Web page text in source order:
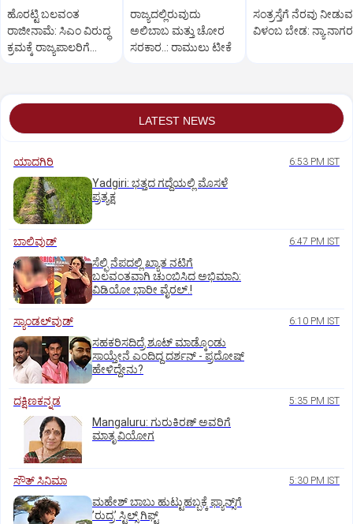
ಹೊರಟ್ಟಿ ಬಲವಂತ
ರಾಜೀನಾಮೆ: ಸಿಎಂ ವಿರುದ್ಧ
ಕ್ರಮಕ್ಕೆ ರಾಜ್ಯಪಾಲರಿಗೆ
ರಾಜ್ಯದಲ್ಲಿರುವುದು
ಅಲಿಬಾಬ ಮತ್ತು ಚೋರ
ಸರಕಾರ..: ರಾಮುಲು ಟೀಕೆ
ಸಂತ್ರಸ್ತೆಗೆ ನೆರವು
ವಿಳಂಬ ಬೇಡ:
LATEST NEWS
ಯಾದಗಿರಿ 6:53 PM IST
Yadgiri: ಭತ್ತದ ಗದ್ದೆಯಲ್ಲಿ ಮೊಸಳೆ
ಪ್ರತ್ಯಕ್ಷ
ಬಾಲಿವುಡ್‌ 6:47 PM IST
ಸೆಲ್ಫಿ ನೆಪದಲ್ಲಿ ಖ್ಯಾತ ನಟಿಗೆ
ಬಲವಂತವಾಗಿ ಚುಂಬಿಸಿದ ಅಭಿಮಾನಿ:
ವಿಡಿಯೋ ಭಾರೀ ವೈರಲ್.!
ಸ್ಯಾಂಡಲ್‌ವುಡ್‌ 6:10 PM IST
ಸಹಕರಿಸದಿದ್ರೆ ಶೂಟ್‌ ಮಾಡ್ಕೊಂಡು
ಸಾಯ್ತೇನೆ ಎಂದಿದ್ದ ದರ್ಶನ್‌ - ಪ್ರದೋಷ್‌
ಹೇಳಿದ್ದೇನು?
ದಕ್ಷಿಣಕನ್ನಡ 5:35 PM IST
Mangaluru: ಗುರುಕಿರಣ್ ಅವರಿಗೆ
ಮಾತೃ ವಿಯೋಗ
ಸೌತ್‌ ಸಿನಿಮಾ 5:30 PM IST
ಮಹೇಶ್‌ ಬಾಬು ಹುಟ್ಟುಹಬ್ಬಕ್ಕೆ ಫ್ಯಾನ್ಸ್‌ಗೆ
ʼರುದ್ರʼ ಸ್ಟಿಲ್ಸ್‌ ಗಿಫ್ಟ್